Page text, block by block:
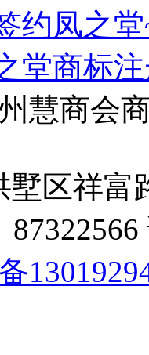
约凤之
堂商标
慧商会
墅区祥富